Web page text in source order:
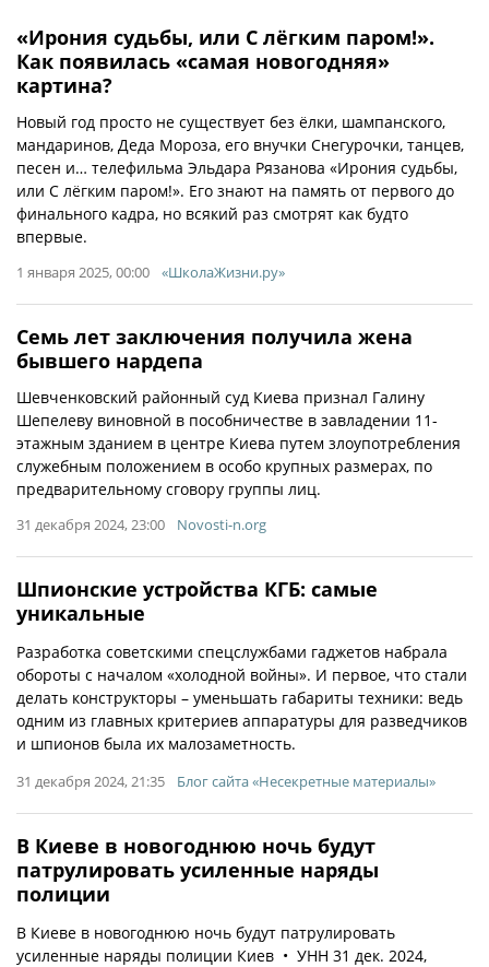
«Ирония судьбы, или С лёгким паром!».
Как появилась «самая новогодняя»
картина?
Новый год просто не существует без ёлки, шампанского,
мандаринов, Деда Мороза, его внучки Снегурочки, танцев,
песен и… телефильма Эльдара Рязанова «Ирония судьбы,
или С лёгким паром!». Его знают на память от первого до
финального кадра, но всякий раз смотрят как будто
впервые.
1 января 2025, 00:00 «ШколаЖизни.ру»
Семь лет заключения получила жена
бывшего нардепа
Шевченковский районный суд Киева признал Галину
Шепелеву виновной в пособничестве в завладении 11-
этажным зданием в центре Киева путем злоупотребления
служебным положением в особо крупных размерах, по
предварительному сговору группы лиц.
31 декабря 2024, 23:00 Novosti-n.org
Шпионские устройства КГБ: самые
уникальные
Разработка советскими спецслужбами гаджетов набрала
обороты с началом «холодной войны». И первое, что стали
делать конструкторы – уменьшать габариты техники: ведь
одним из главных критериев аппаратуры для разведчиков
и шпионов была их малозаметность.
31 декабря 2024, 21:35 Блог сайта «Несекретные материалы»
В Киеве в новогоднюю ночь будут
патрулировать усиленные наряды
полиции
В Киеве в новогоднюю ночь будут патрулировать
усиленные наряды полиции Киев • УНН 31 дек. 2024,